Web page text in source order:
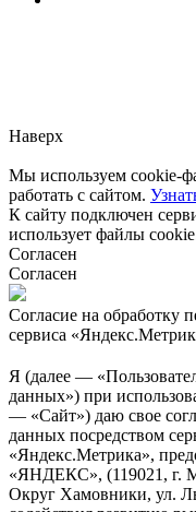
Наверх
Мы используем cookie-
работать с сайтом.
К сайту подключен
использует файлы
Согласен
Согласен
Согласие на обработку
сервиса
Я (далее —
данных») при
— «Сайт») даю свое
данных посредством
«Яндекс.Метрика»,
«ЯНДЕКС», (119021, г.
Округ Хамовники, ул.